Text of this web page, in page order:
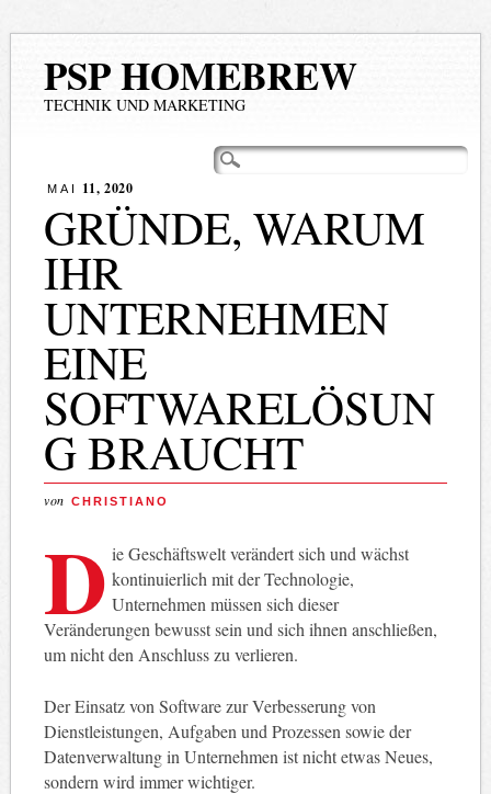
PSP HOMEBREW
TECHNIK UND MARKETING
springen
MAI 11, 2020
GRÜNDE, WARUM
IHR
UNTERNEHMEN
EINE
SOFTWARELÖSUN
G BRAUCHT
von CHRISTIANO
D ie Geschäftswelt verändert sich und wächst
kontinuierlich mit der Technologie,
Unternehmen müssen sich dieser
Veränderungen bewusst sein und sich ihnen anschließen,
um nicht den Anschluss zu verlieren.
Der Einsatz von Software zur Verbesserung von
Dienstleistungen, Aufgaben und Prozessen sowie der
Datenverwaltung in Unternehmen ist nicht etwas Neues,
sondern wird immer wichtiger.